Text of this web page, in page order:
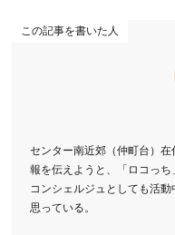
この記事を書いた人
センター南近郊（仲町台）
報を伝えようと、「ロコっ
コンシェルジュとしても活
思っている。